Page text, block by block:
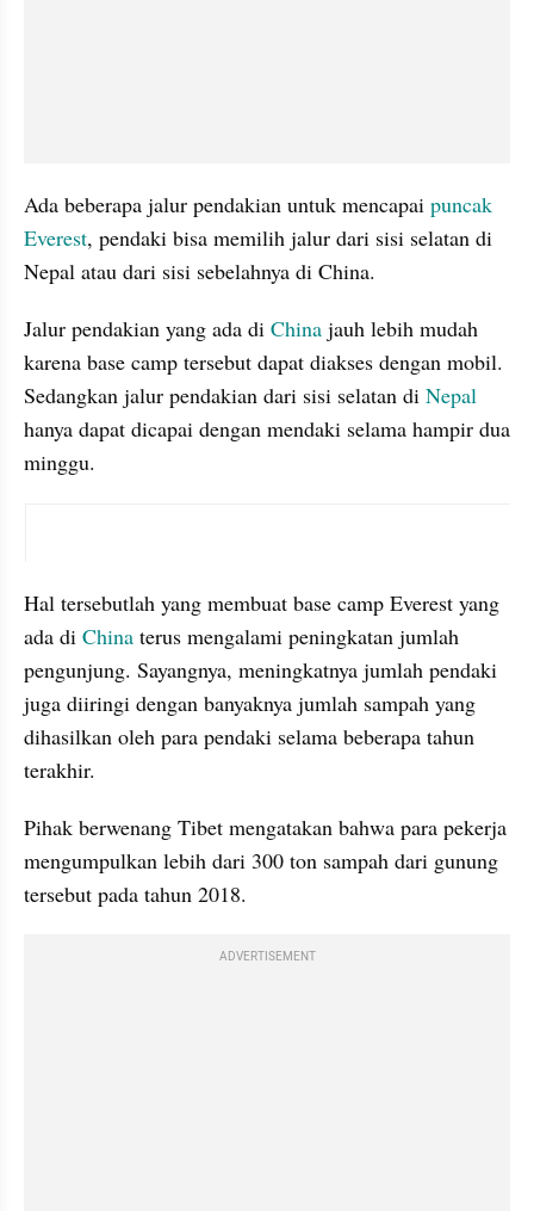
Ada beberapa jalur pendakian untuk mencapai puncak
Everest, pendaki bisa memilih jalur dari sisi selatan di
Nepal atau dari sisi sebelahnya di China.
Jalur pendakian yang ada di China jauh lebih mudah
karena base camp tersebut dapat diakses dengan mobil.
Sedangkan jalur pendakian dari sisi selatan di
hanya dapat dicapai dengan mendaki selama hampir dua
minggu.
Hal tersebutlah yang membuat base camp Everest yang
ada di China terus mengalami peningkatan jumlah
pengunjung. Sayangnya, meningkatnya jumlah pendaki
juga diiringi dengan banyaknya jumlah sampah yang
dihasilkan oleh para pendaki selama beberapa tahun
terakhir.
Pihak berwenang Tibet mengatakan bahwa para pekerja
mengumpulkan lebih dari 300 ton sampah dari gunung
tersebut pada tahun 2018.
ADVERTISEMENT